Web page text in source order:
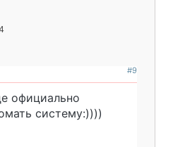
#9
официально
систему:))))